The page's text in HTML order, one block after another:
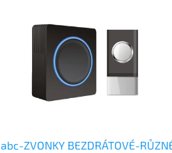
abc-ZVONKY BEZDRÁTOVÉ-